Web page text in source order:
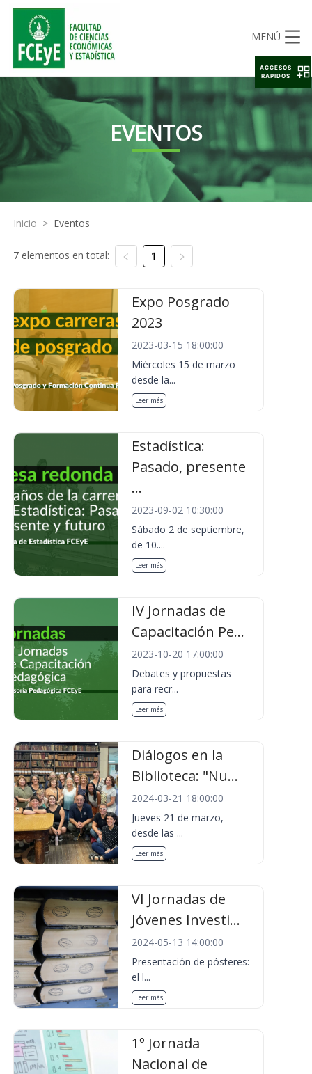
MENÚ
EVENTOS
Inicio > Eventos
7 elementos en total: 1
Expo Posgrado
2023
2023-03-15 18:00:00
Miércoles 15 de marzo
desde la...
Leer más
Estadística:
Pasado, presente
...
2023-09-02 10:30:00
Sábado 2 de septiembre,
de 10....
Leer más
IV Jornadas de
Capacitación Pe...
2023-10-20 17:00:00
Debates y propuestas
para recr...
Leer más
Diálogos en la
Biblioteca: "Nu...
2024-03-21 18:00:00
Jueves 21 de marzo,
desde las ...
Leer más
VI Jornadas de
Jóvenes Investi...
2024-05-13 14:00:00
Presentación de pósteres:
el l...
Leer más
1º Jornada
Nacional de
ACCESOS
RAPIDOS